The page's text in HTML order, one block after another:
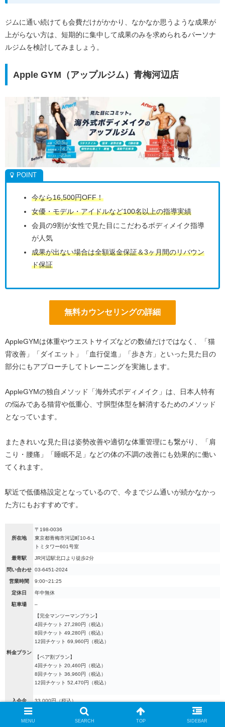
ジムに通い続けても会費だけがかかり、なかなか思うような成果が
上がらない方は、短期的に集中して成果のみを求められるパーソナ
ルジムを検討してみましょう。
Apple GYM（アップルジム）青梅河辺店
今なら16,500円OFF！
女優・モデル・アイドルなど100名以上の指導実績
会員の9割が女性で見た目にこだわるボディメイク指導
が人気
成果が出ない場合は全額返金保証＆3ヶ月間のリバウン
ド保証
無料カウンセリングの詳細
AppleGYMは体重やウエストサイズなどの数値だけではなく、「猫
背改善」「ダイエット」「血行促進」「歩き方」といった見た目の
部分にもアプローチしてトレーニングを実施します。
AppleGYMの独自メソッド「海外式ボディメイク」は、日本人特有
の悩みである猫背や低重心、寸胴型体型を解消するためのメソッド
となっています。
またきれいな見た目は姿勢改善や適切な体重管理にも繋がり、「肩
こり・腰痛」「睡眠不足」などの体の不調の改善にも効果的に働い
てくれます。
駅近で低価格設定となっているので、今までジム通いが続かなかっ
た方にもおすすめです。
所在地
〒198-0036
東京都青梅市河辺町10-6-1
トミタワー601号室
最寄駅 JR河辺駅北口より徒歩2分
問い合わせ 03-6451-2024
営業時間 9:00~21:25
定休日 年中無休
駐車場 –
料金プラン
【完全マンツーマンプラン】
4回チケット 27,280円（税込）
8回チケット 49,280円（税込）
12回チケット 69,960円（税込）
【ペア割プラン】
4回チケット 20,460円（税込）
8回チケット 36,960円（税込）
12回チケット 52,470円（税込）
入会金 33,000円（税込）
MENU SEARCH TOP SIDEBAR